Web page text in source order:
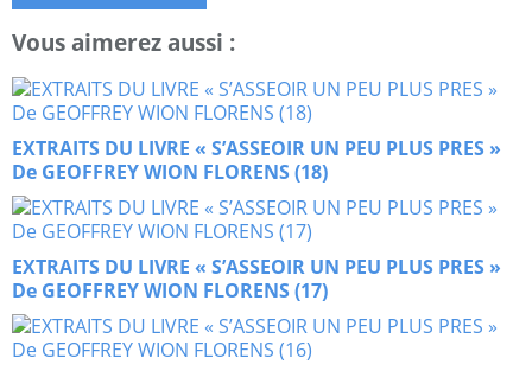
Vous aimerez aussi :
EXTRAITS DU LIVRE « S’ASSEOIR UN PEU PLUS PRES »
De GEOFFREY WION FLORENS (18)
EXTRAITS DU LIVRE « S’ASSEOIR UN PEU PLUS PRES »
De GEOFFREY WION FLORENS (17)